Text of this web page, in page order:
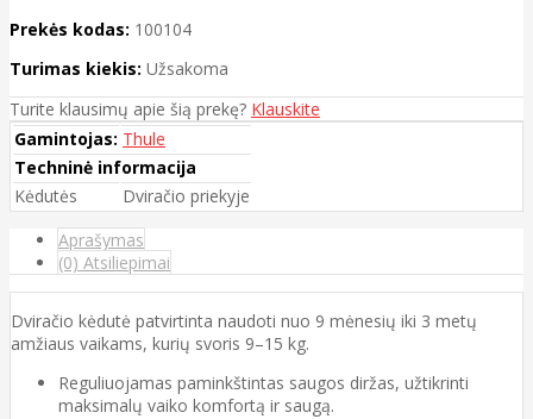
Prekės kodas: 100104
Turimas kiekis: Užsakoma
Turite klausimų apie šią prekę? Klauskite
Gamintojas: Thule
Techninė informacija
Kėdutės
Dviračio priekyje
Aprašymas
(0) Atsiliepimai
Dviračio kėdutė patvirtinta naudoti nuo 9 mėnesių iki 3 metų
amžiaus vaikams, kurių svoris 9–15 kg.
Reguliuojamas paminkštintas saugos diržas, užtikrinti
maksimalų vaiko komfortą ir saugą.